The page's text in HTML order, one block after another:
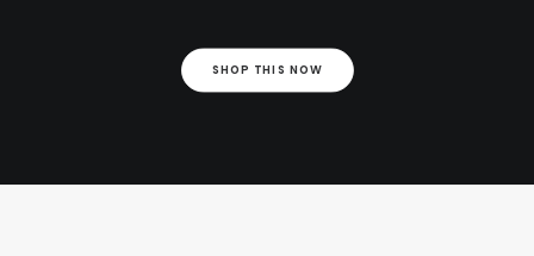
SHOP THIS NOW